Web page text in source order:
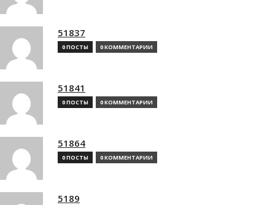
51837
0 ПОСТЫ 0 КОММЕНТАРИИ
51841
0 ПОСТЫ 0 КОММЕНТАРИИ
51864
0 ПОСТЫ 0 КОММЕНТАРИИ
5189